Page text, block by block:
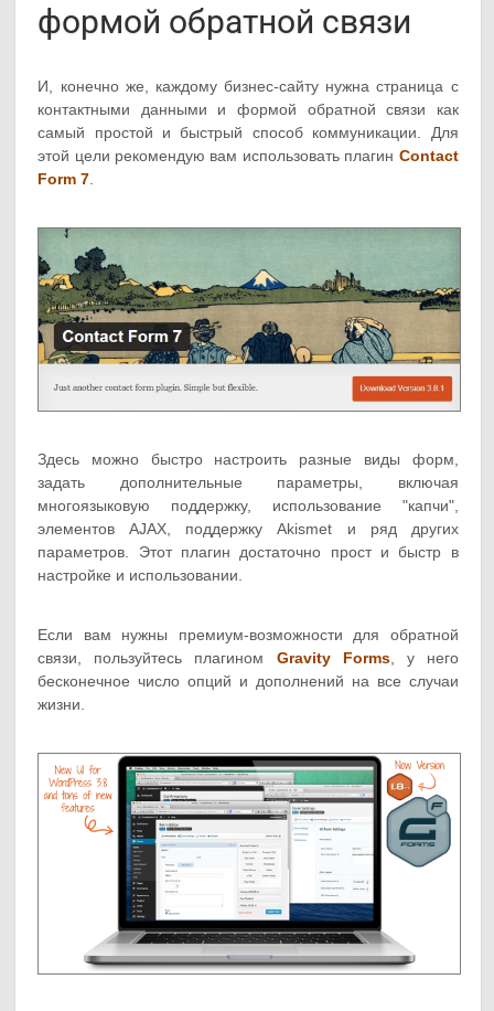
формой обратной связи
И, конечно же, каждому бизнес-сайту нужна страница с
контактными данными и формой обратной связи как
самый простой и быстрый способ коммуникации. Для
этой цели рекомендую вам использовать плагин Contact
Form 7
Здесь можно быстро настроить разные виды форм,
задать дополнительные параметры, включая
многоязыковую поддержку, использование "капчи",
элементов AJAX, поддержку Akismet и ряд других
параметров. Этот плагин достаточно прост и быстр в
настройке и использовании.
Если вам нужны премиум-возможности для обратной
связи, пользуйтесь плагином Gravity Forms, у него
бесконечное число опций и дополнений на все случаи
жизни.